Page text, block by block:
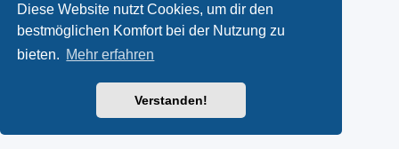
Diese Website nutzt Cookies, um dir den
bestmöglichen Komfort bei der Nutzung zu
bieten. Mehr erfahren
Verstanden!